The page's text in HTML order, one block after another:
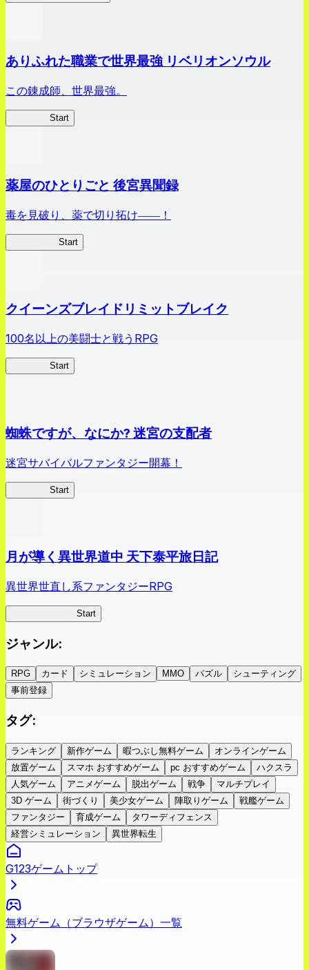
ありふれた職業で世界最強 リベリオンソウル
この錬成師、世界最強。
Start
薬屋のひとりごと 後宮異聞録
毒を見破り、薬で切り拓け――！
Start
クイーンズブレイドリミットブレイク
100名以上の美闘士と戦うRPG
Start
蜘蛛ですが、なにか? 迷宮の支配者
迷宮サバイバルファンタジー開幕！
Start
月が導く異世界道中 天下泰平旅日記
異世界世直し系ファンタジーRPG
Start
ジャンル:
RPG カード シミュレーション MMO パズル
シューティング
事前登録
タグ:
ランキング 新作ゲーム 暇つぶし無料ゲーム
オンラインゲーム
放置ゲーム
スマホ おすすめゲーム pc おすすめゲーム
ハクスラ
人気ゲーム
アニメゲーム 脱出ゲーム 戦争
マルチプレイ
3D ゲーム
街づくり 美少女ゲーム 陣取りゲーム
戦艦ゲーム
ファンタジー
育成ゲーム
タワーディフェンス
経営シミュレーション
異世界転生
G123ゲームトップ
無料ゲーム（ブラウザゲーム）一覧